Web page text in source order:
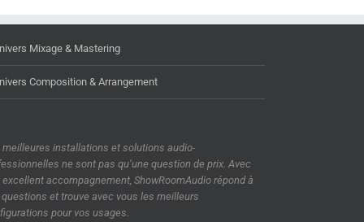
Mixage & Mastering
Composition & Arrangement
meilleures installations et solutions audio-
ne sont pas qu’une question de prix. Avec
excellent accompagnement, ShowRoomAudio répond à
et trouve avec vous les meilleurs
pour vos usages.